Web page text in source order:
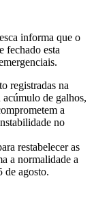
informa que o
fechado esta
registradas na
de galhos,
a
no
restabelecer as
a normalidade a
de agosto.